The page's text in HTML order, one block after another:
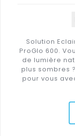
Solution
ProGlo 600.
de lumière
plus sombres
pour vous